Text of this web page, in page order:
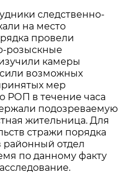
следственно-
на место
провели
розыскные
камеры
возможных
мер
РОП в течение часа
подозреваемую
жительница. Для
стражи порядка
районный отдел
по данному факту